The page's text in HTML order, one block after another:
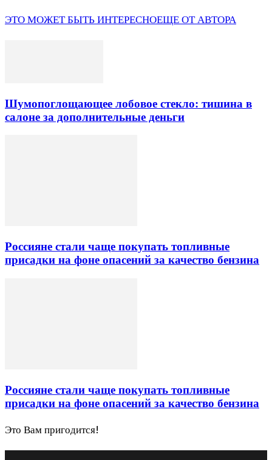
ЭТО МОЖЕТ БЫТЬ ИНТЕРЕСНОЕЩЕ ОТ АВТОРА
Шумопоглощающее лобовое стекло: тишина в
салоне за дополнительные деньги
Россияне стали чаще покупать топливные
присадки на фоне опасений за качество бензина
Россияне стали чаще покупать топливные
присадки на фоне опасений за качество бензина
Это Вам пригодится!